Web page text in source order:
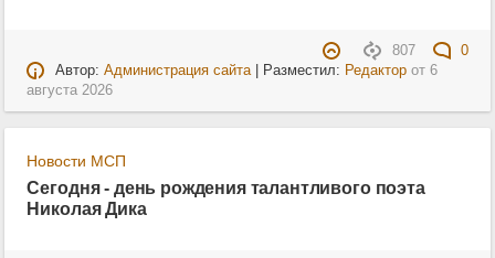
807
0
Автор: Администрация сайта| Разместил: Редакторот 6
августа 2026
Новости МСП
Сегодня - день рождения талантливого поэта
Николая Дика